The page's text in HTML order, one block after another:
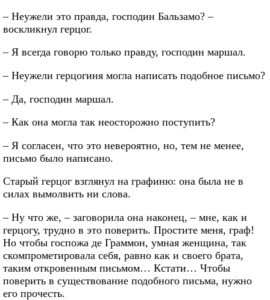
– Неужели это правда, господин Бальзамо? –
воскликнул герцог.
– Я всегда говорю только правду, господин маршал.
– Неужели герцогиня могла написать подобное письмо?
– Да, господин маршал.
– Как она могла так неосторожно поступить?
– Я согласен, что это невероятно, но, тем не менее,
письмо было написано.
Старый герцог взглянул на графиню: она была не в
силах вымолвить ни слова.
– Ну что же, – заговорила она наконец, – мне, как и
герцогу, трудно в это поверить. Простите меня, граф!
Но чтобы госпожа де Граммон, умная женщина, так
скомпрометировала себя, равно как и своего брата,
таким откровенным письмом… Кстати… Чтобы
поверить в существование подобного письма, нужно
его прочесть.